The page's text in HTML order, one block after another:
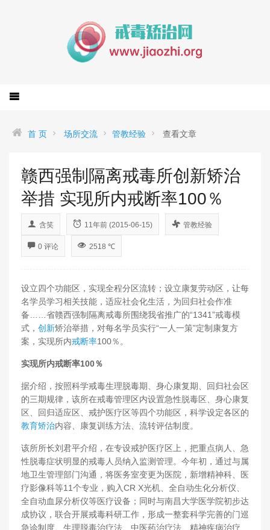
首 页 场所交流 管教经验 查看文章
赣西强制隔离戒毒所创新矫治
举措 实现所内戒断率100％
含笑 11年前 (2015-06-15) 管教经验
0 评论 2518 ℃
设立四个功能区，实现全程分区流转；设立康复劳动区，让每
名学员学习相关技能，适应社会化生活，为回归社会作准
备……省赣西强制隔离戒毒所围绕我省推广的“1341”戒毒模
式， 创新矫治举措，对每名学员实行“一人一策”定制康复方
案，实现所内戒断率100％。
实现所内戒断率100％
据介绍，按照科学戒毒生理脱毒期、身心康复期、回归社会区
的三期规律，该所在戒毒管理区内设置急性脱毒区、身心康复
区、回归适应区、戒护医疗区等四个功能区，科学设定各区的
教育矫治内容、康复训练方法、流转评估制度。
该所所长刘君平介绍，在专设戒护医疗区上，把重点病人、急
性脱毒症状明显的戒毒人员纳入监测管理。今年初，通过与属
地卫生管理部门沟通，将医务室变更为医院，新增精神科、医
疗影像科等11个专业，购入CR X光机、全自动生化分析仪、
全自动血尿分析仪等医疗设备；同时与南昌大学医学院初步达
成协议，联合开展戒毒科研工作，形成一整套科学完善的门巡
急诊制度、生理脱毒治疗法、中医药治疗法、精神疾病治疗